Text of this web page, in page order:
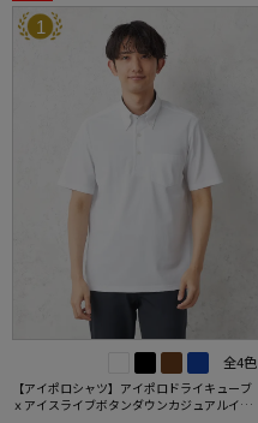
1
全4色
【アイポロシャツ】アイポロドライキューブ
ｘアイスライブボタンダウンカジュアルイン